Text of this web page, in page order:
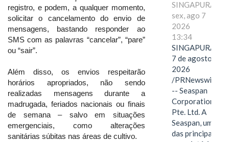
registro, e podem, a qualquer momento,
solicitar o cancelamento do envio de
mensagens, bastando responder ao
SMS com as palavras “cancelar”, “pare”
ou “sair”.
Além disso, os envios respeitarão
horários apropriados, não sendo
realizadas mensagens durante a
madrugada, feriados nacionais ou finais
de semana – salvo em situações
emergenciais, como alterações
sanitárias súbitas nas áreas de cultivo.
SINGAPURA,
sex, ago 7
2026
13:34
SINGAPURA,
7 de agosto de
2026
/PRNewswire/
-- Seaspan
Corporation
Pte. Ltd. A
Seaspan, uma
das principais